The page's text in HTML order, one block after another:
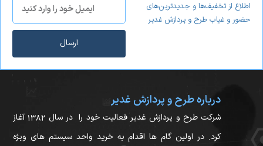
اطلاع از تخفیف‌ها و جدیدترین‌های
حضور و غیاب طرح و پردازش غدیر
ارسال
درباره طرح و پردازش غدیر
شرکت طرح و پردازش غدیر فعالیت خود را در سال ۱۳۸۲ آغاز
کرد. در اولین گام ها اقدام به خرید واحد سیستم های ویژه